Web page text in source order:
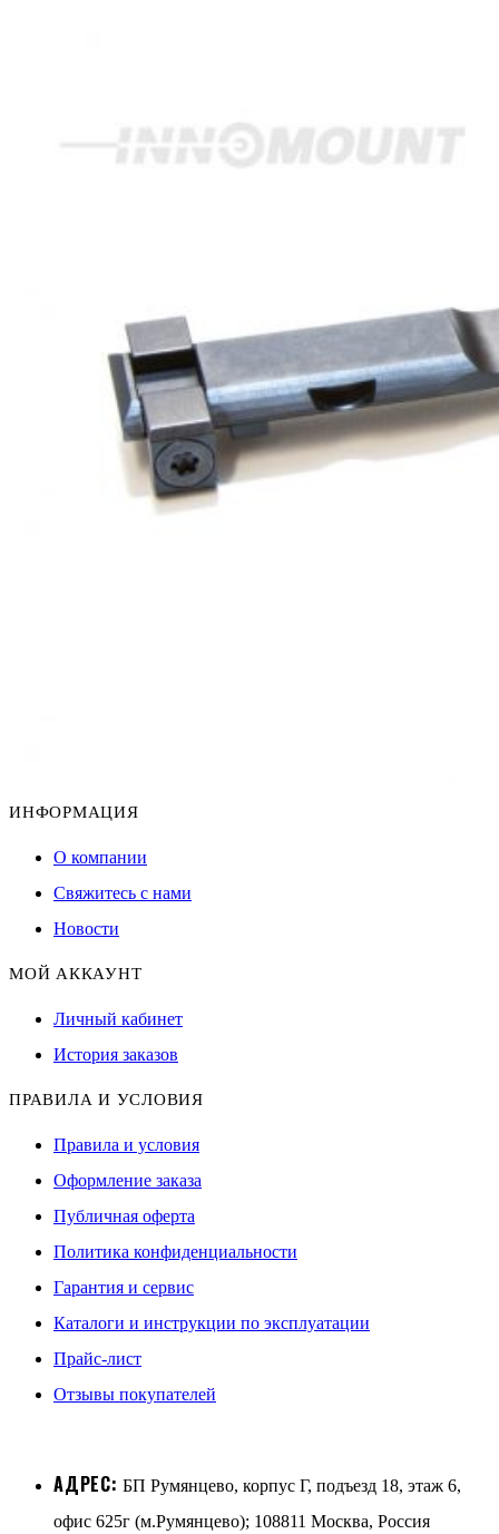
ИНФОРМАЦИЯ
О компании
Свяжитесь с нами
Новости
МОЙ АККАУНТ
Личный кабинет
История заказов
ПРАВИЛА И УСЛОВИЯ
Правила и условия
Оформление заказа
Публичная оферта
Политика конфиденциальности
Гарантия и сервис
Каталоги и инструкции по эксплуатации
Прайс-лист
Отзывы покупателей
АДРЕС: БП Румянцево, корпус Г, подъезд 18, этаж 6,
офис 625г (м.Румянцево); 108811 Москва, Россия